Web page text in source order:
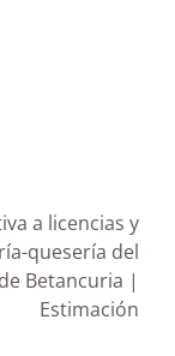
a licencias y
quesería del
Betancuria |
Estimación